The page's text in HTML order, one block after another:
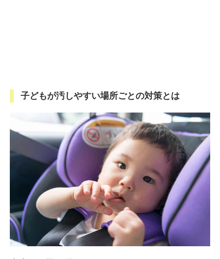
子どもが汚しやすい場所ごとの対策とは